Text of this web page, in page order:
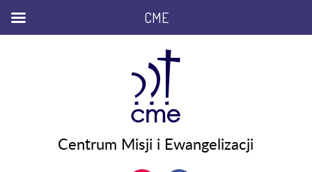
Centrum Misji i Ewangelizacji
CME